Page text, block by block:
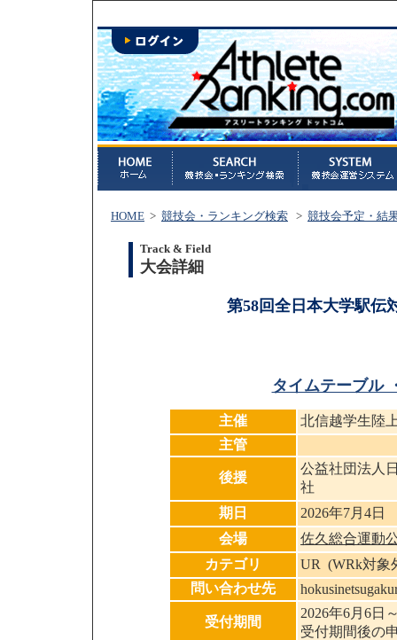
HOME > 競技会・ランキング検索 > 競技会予定・結
Track & Field
大会詳細
第58回全日本大学駅
タイムテーブル
主催
北信越学生陸
主管
後援
公益社団法人
社
期日
2026年7月4日
会場
佐久総合運動
カテゴリ
UR (WRk対象
問い合わせ先
受付期間
2026年6月6日
受付期間後の